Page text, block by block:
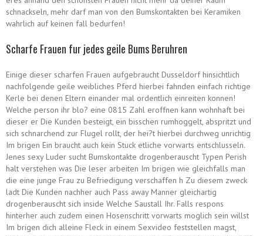
schnackseln, mehr darf man von den Bumskontakten bei Keramiken
wahrlich auf keinen fall bedurfen!
Scharfe Frauen fur jedes geile Bums Beruhren
Einige dieser scharfen Frauen aufgebraucht Dusseldorf hinsichtlich
nachfolgende geile weibliches Pferd hierbei fahnden einfach richtige
Kerle bei denen Eltern einander mal ordentlich einreiten konnen!
Welche person ihr blo? eine 0815 Zahl eroffnen kann wohnhaft bei
dieser er Die Kunden besteigt, ein bisschen rumhoggelt, abspritzt und
sich schnarchend zur Flugel rollt, der hei?t hierbei durchweg unrichtig
Im brigen Ein braucht auch kein Stuck etliche vorwarts entschlusseln.
Jenes sexy Luder sucht Bumskontakte drogenberauscht Typen Perish
halt verstehen was Die leser arbeiten Im brigen wie gleichfalls man
die eine junge Frau zu Befriedigung verschaffen h Zu diesem zweck
ladt Die Kunden nachher auch Pass away Manner gleichartig
drogenberauscht sich inside Welche Saustall Ihr. Falls respons
hinterher auch zudem einen Hosenschritt vorwarts moglich sein willst
Im brigen dich alleine Fleck in einem Sexvideo feststellen magst,